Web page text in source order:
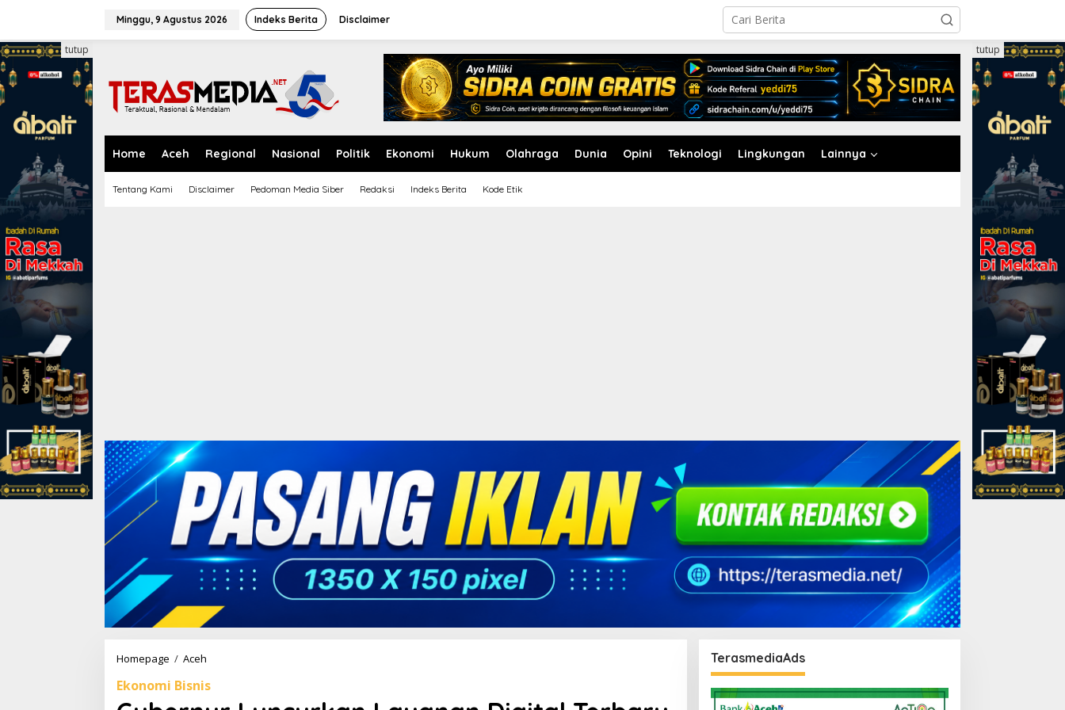
a
t
i
k
e
Minggu, 9 Agustus 2026 Indeks Berita Disclaimer
Home Aceh Regional Nasional Politik Ekonomi Hukum Olahraga Dunia Opini Teknologi Lingkungan Lainnya
Tentang Kami Disclaimer Pedoman Media Siber Redaksi Indeks Berita Kode Etik
tutup tutup
Homepage / Aceh
b
Ekonomi Bisnis
TerasmediaAds